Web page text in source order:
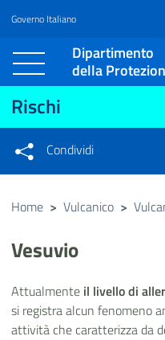
Vai al contenuto principale
Raggiungi il piè di pagina
Governo Italiano
Dipartimento
della
Rischi
Condividi
Condividi
Condividi
Condividi sui social network
Home > Vulcanico >
Vesuvio
Attualmente il livello di
si registra alcun fenomeno
attività che caratterizza da